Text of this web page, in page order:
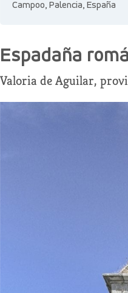
Campoo, Palencia, España
Espadaña
Valoria de Aguilar,